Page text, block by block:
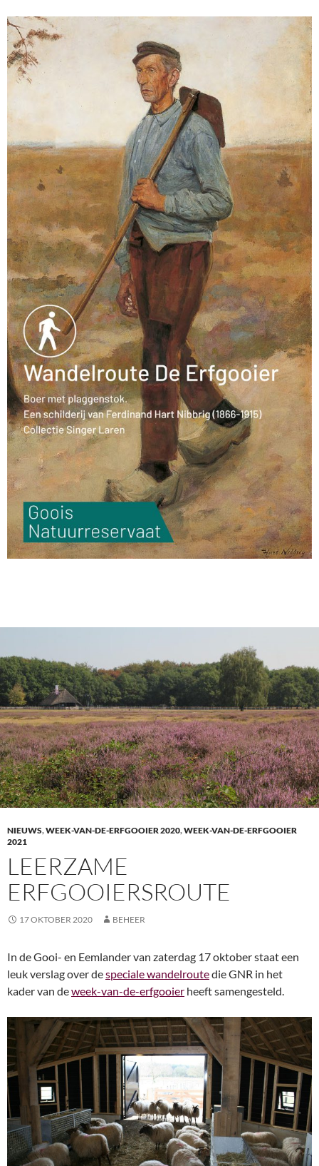
NIEUWS,WEEK-VAN-DE-ERFGOOIER 2020,WEEK-VAN-DE-ERFGOOIER
2021
LEERZAME
ERFGOOIERSROUTE
17 OKTOBER 2020 BEHEER
In de Gooi- en Eemlander van zaterdag 17 oktober staat een
leuk verslag over despeciale wandelroutedie GNR in het
kader van deweek-van-de-erfgooier heeft samengesteld.